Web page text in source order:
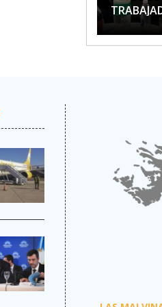
APTA